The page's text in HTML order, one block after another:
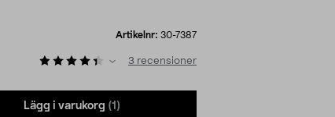
Artikelnr: 30-7387
3 recensioner
Lägg i varukorg (1)